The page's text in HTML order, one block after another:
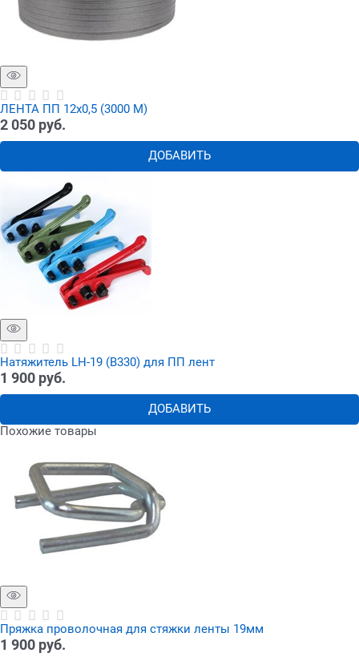
ЛЕНТА ПП 12х0,5 (3000 М)
2 050 руб.
ДОБАВИТЬ
Натяжитель LH-19 (B330) для ПП лент
1 900 руб.
ДОБАВИТЬ
Похожие товары
Пряжка проволочная для стяжки ленты 19мм
1 900 руб.